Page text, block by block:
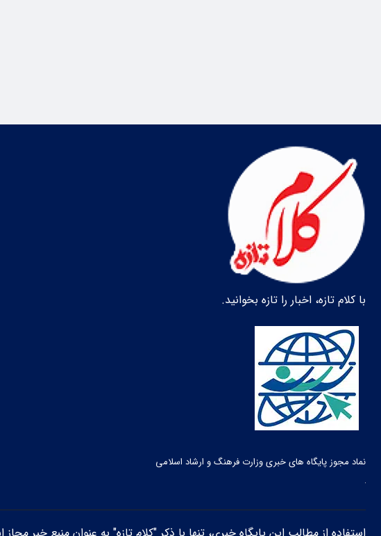
با کلام تازه، اخبار را تازه بخوانید.
نماد مجوز پایگاه های خبری وزارت فرهنگ و ارشاد اسلامی